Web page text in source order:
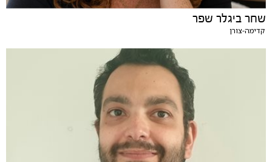
שחר ביגלר שפר
קדימה-צורן